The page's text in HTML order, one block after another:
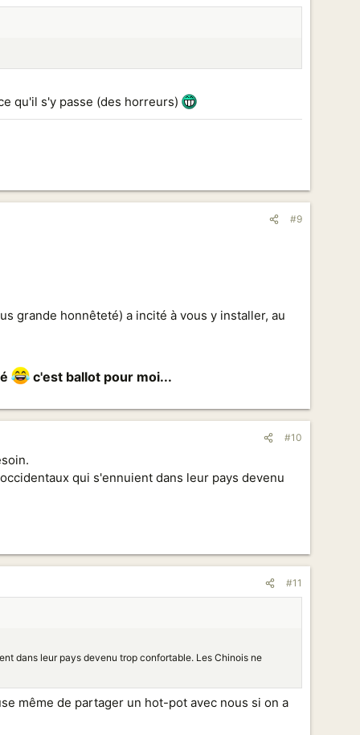
qu'il s'y passe (des horreurs)
#9
grande honnêteté) a incité à vous y installer, au
c'est ballot pour moi...​
#10
qui s'ennuient dans leur pays devenu
#11
dans leur pays devenu trop confortable. Les Chinois ne
même de partager un hot-pot avec nous si on a